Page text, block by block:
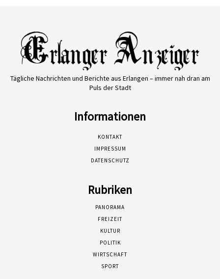
Tägliche Nachrichten und Berichte aus Erlangen – immer nah dran am
Puls der Stadt
Informationen
KONTAKT
IMPRESSUM
DATENSCHUTZ
Rubriken
PANORAMA
FREIZEIT
KULTUR
POLITIK
WIRTSCHAFT
SPORT